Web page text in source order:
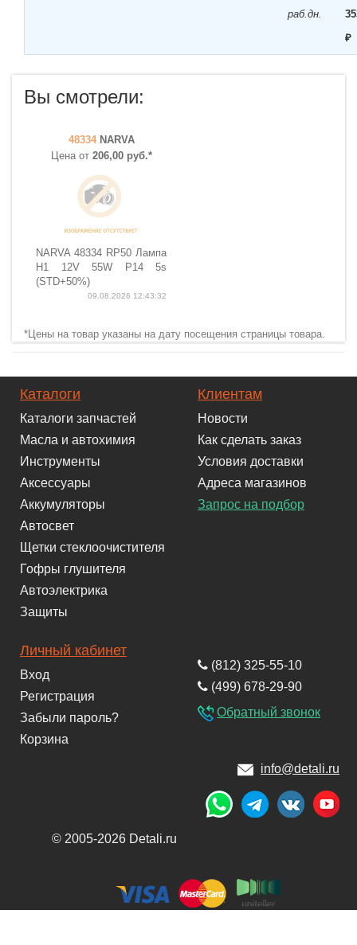
раб.дн.
₽
Вы смотрели:
48334 NARVA
Цена от 206,00 руб.*
NARVA 48334 RP50 Лампа
H1 12V 55W P14 5s
(STD+50%)
09.08.2026 12:43:32
*Цены на товар указаны на дату посещения страницы товара.
Каталоги
Каталоги запчастей
Масла и автохимия
Инструменты
Аксессуары
Аккумуляторы
Автосвет
Щетки стеклоочистителя
Гофры глушителя
Автоэлектрика
Защиты
Клиентам
Новости
Как сделать заказ
Условия доставки
Адреса магазинов
Запрос на подбор
Личный кабинет
Вход
Регистрация
Забыли пароль?
Корзина
(812) 325-55-10
(499) 678-29-90
Обратный звонок
info@detali.ru
© 2005-2026 Detali.ru